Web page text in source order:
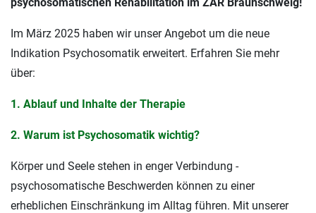
Im März 2025 haben wir unser Angebot um die neue
Indikation Psychosomatik erweitert. Erfahren Sie mehr
über:
1. Ablauf und Inhalte der Therapie
2. Warum ist Psychosomatik wichtig?
Körper und Seele stehen in enger Verbindung -
psychosomatische Beschwerden können zu einer
erheblichen Einschränkung im Alltag führen. Mit unserer